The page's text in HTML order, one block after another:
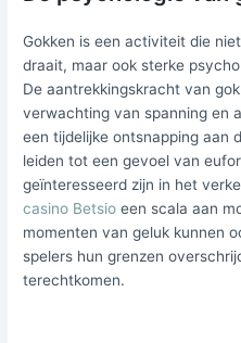
Gokken is een activiteit die
draait, maar ook sterke
De aantrekkingskracht van
verwachting van spanning en
een tijdelijke ontsnapping aan
leiden tot een gevoel van
geïnteresseerd zijn in het
casino Betsio een scala aan
momenten van geluk kunnen
spelers hun grenzen
terechtkomen.